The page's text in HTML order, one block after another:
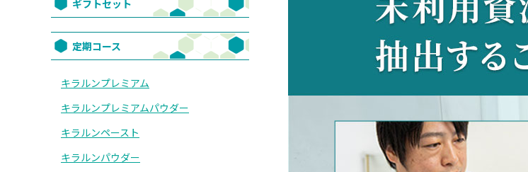
ギフトセット
定期コース
キラルンプレミアム
キラルンプレミアムパウダー
キラルンペースト
キラルンパウダー